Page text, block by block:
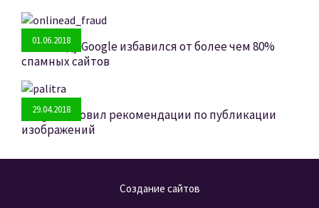
01.06.2018
В 2017 году Google избавился от более чем 80%
спамных сайтов
29.04.2018
Google обновил рекомендации по публикации
изображений
Создание сайтов